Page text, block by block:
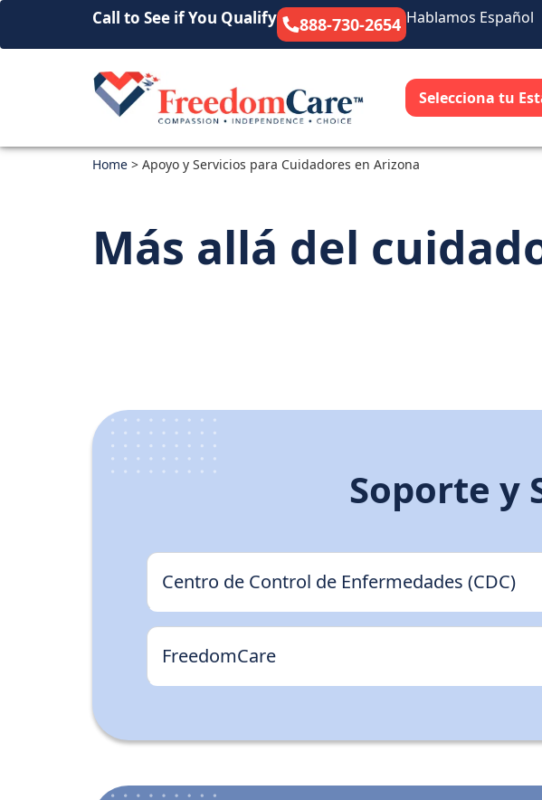
Call to See if You Qualify 888-730-2654 Hablamos Español
Selecciona tu
Home > Apoyo y Servicios para Cuidadores en Arizona
Más allá del
Soporte y
Centro de Control de Enfermedades (CDC)
FreedomCare